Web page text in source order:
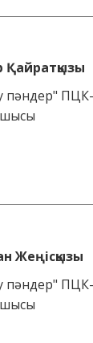
пәндер"
Жеңісқызы
пәндер"